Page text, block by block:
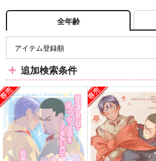
全年齢
追加検索条件